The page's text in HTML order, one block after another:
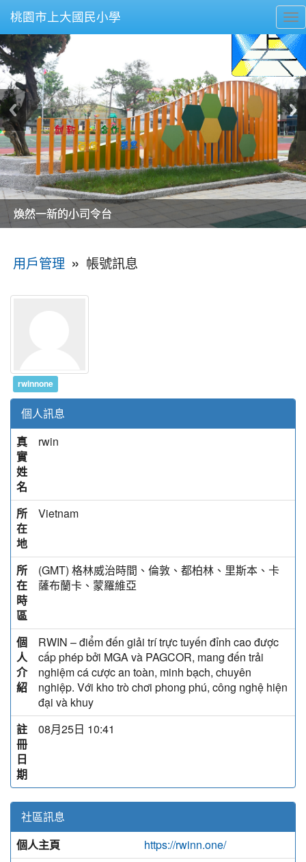
桃園市上大國民小學
美麗的操場是我們活力的來源
美麗的操場是我們活力的來源
煥然一新的小司令台
煥然一新的小司令台
富含桃園埤塘田園風光意象的中廊
富含桃園埤塘田園風光意象的中廊
嶄新的中庭廣場
嶄新的中庭廣場
水生池生生不息
水生池生生不息
用戶管理 » 帳號訊息
rwinnone
個人訊息
真
實
姓
名
rwin
所
在
地
Vietnam
所
在
時
區
(GMT) 格林威治時間、倫敦、都柏林、里斯本、卡
薩布蘭卡、蒙羅維亞
個
人
介
紹
RWIN – điểm đến giải trí trực tuyến đỉnh cao được
cấp phép bởi MGA và PAGCOR, mang đến trải
nghiệm cá cược an toàn, minh bạch, chuyên
nghiệp. Với kho trò chơi phong phú, công nghệ hiện
đại và khuy
註
冊
日
期
08月25日 10:41
社區訊息
個人主頁
https://rwinn.one/